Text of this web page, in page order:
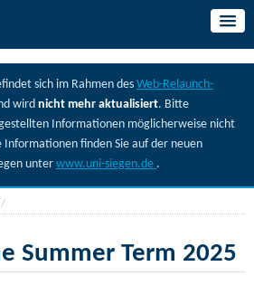
sich im Rahmen des Web-Relaunch-
wirdnicht mehr aktualisiert. Bitte
Informationen möglicherweise nicht
finden Sie auf der neuen
unter www.uni-siegen.de .
/
Summer Term 2025